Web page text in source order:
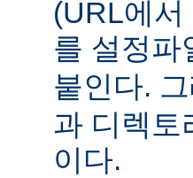
(URL에
를 설정파
붙인다.
과 디렉토
이다.